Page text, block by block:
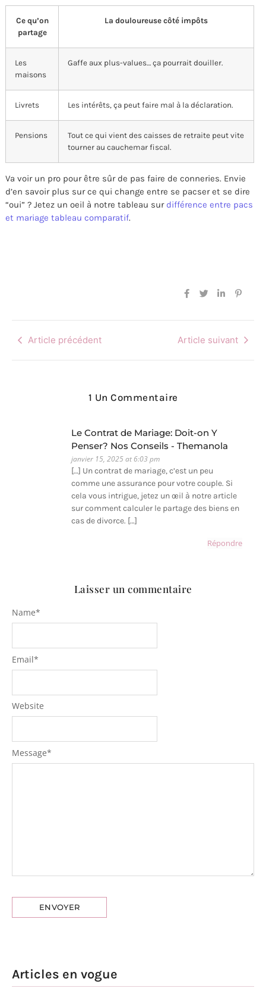
Ce qu’on
partage
La douloureuse côté impôts
Les
maisons
Gaffe aux plus-values… ça pourrait douiller.
Livrets Les intérêts, ça peut faire mal à la déclaration.
Pensions
Tout ce qui vient des caisses de retraite peut vite
tourner au cauchemar fiscal.
Va voir un pro pour être sûr de pas faire de conneries. Envie
d’en savoir plus sur ce qui change entre se pacser et se dire
“oui” ? Jetez un oeil à notre tableau sur différence entre pacs
et mariage tableau comparatif.
Article précédent Article suivant
1 Un Commentaire
Le Contrat de Mariage: Doit-on Y
Penser? Nos Conseils - Themanola
janvier 15, 2025 at 6:03 pm
[…] Un contrat de mariage, c’est un peu
comme une assurance pour votre couple. Si
cela vous intrigue, jetez un œil à notre article
sur comment calculer le partage des biens en
cas de divorce. […]
Répondre
Laisser un commentaire
Message*
Name*
Email*
Website
Articles en vogue